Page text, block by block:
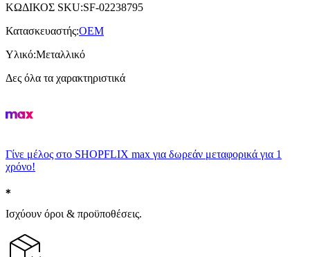
ΚΩΔΙΚΟΣ SKU:SF-02238795
Κατασκευαστής:OEM
Υλικό:Μεταλλικό
Δες όλα τα χαρακτηριστικά
Γίνε μέλος στο SHOPFLIX max για δωρεάν μεταφορικά για 1
χρόνο!
Ισχύουν όροι & προϋποθέσεις.